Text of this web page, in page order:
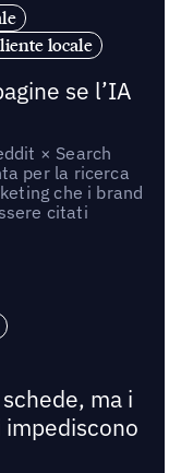
locale
se l’IA
× Search
per la ricerca
che i brand
citati
ma i